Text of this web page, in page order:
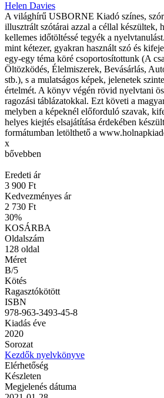
Helen Davies
A világhírű USBORNE Kiadó színes,
illusztrált szótárai azzal a céllal készültek,
kellemes időtöltéssé tegyék a
mint kétezer, gyakran használt szó és
egy-egy téma köré csoportosítottunk (A
Öltözködés, Élelmiszerek, Bevásárlás,
stb.), s a mulatságos képek, jelenetek
értelmét. A könyv végén rövid nyelvtani
ragozási táblázatokkal. Ezt követi a
melyben a képeknél előforduló szavak,
helyes kiejtés elsajátítása érdekében
formátumban letölthető a
x
bővebben
Eredeti ár
3 900 Ft
Kedvezményes ár
2 730 Ft
30%
KOSÁRBA
Oldalszám
128 oldal
Méret
B/5
Kötés
Ragasztókötött
ISBN
978-963-3493-45-8
Kiadás éve
2020
Sorozat
Kezdők nyelvkönyve
Elérhetőség
Készleten
Megjelenés dátuma